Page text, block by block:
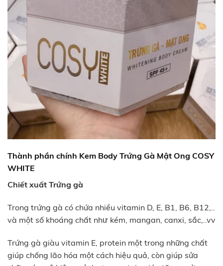
Thành phần chính Kem Body Trứng Gà Mật Ong COSY
WHITE
Chiết xuất Trứng gà
Trong trứng gà có chứa nhiều vitamin D, E, B1, B6, B12,..
và một số khoáng chất như kém, mangan, canxi, sắc,..vv
Trứng gà giàu vitamin E, protein một trong những chất
giúp chống lão hóa một cách hiệu quả, còn giúp sửa